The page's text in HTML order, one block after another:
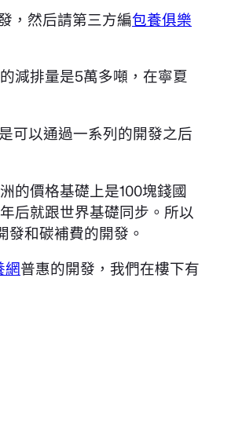
，然后請第三方編包養俱樂
減排量是5萬多噸，在寧夏
可以通過一系列的開發之后
的價格基礎上是100塊錢國
后就跟世界基礎同步。所以
和碳補費的開發。
網普惠的開發，我們在樓下有